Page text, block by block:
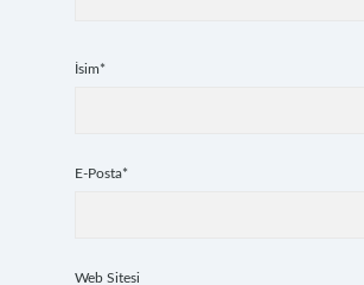
İsim*
E-Posta*
Web Sitesi